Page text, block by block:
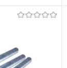
Сравнение